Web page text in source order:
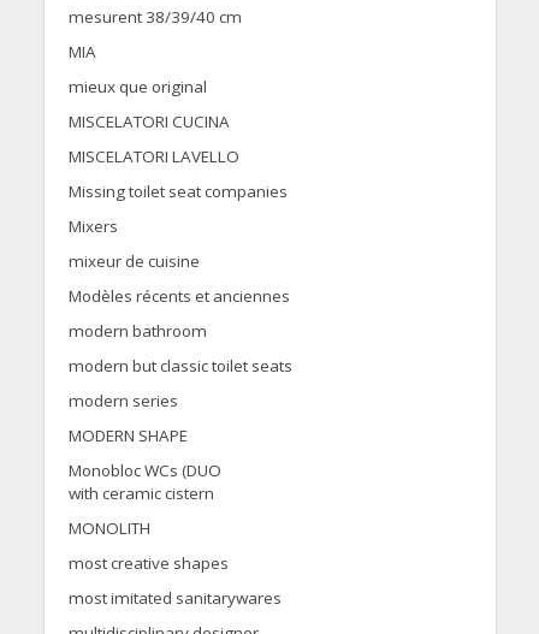
mesurent 38/39/40 cm
MIA
mieux que original
MISCELATORI CUCINA
MISCELATORI LAVELLO
Missing toilet seat companies
Mixers
mixeur de cuisine
Modèles récents et anciennes
modern bathroom
modern but classic toilet seats
modern series
MODERN SHAPE
Monobloc WCs (DUO
with ceramic cistern
MONOLITH
most creative shapes
most imitated sanitarywares